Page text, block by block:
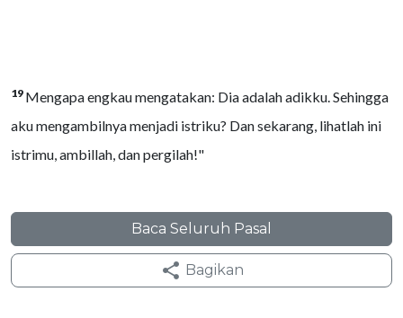
19 Mengapa engkau mengatakan: Dia adalah adikku. Sehingga
aku mengambilnya menjadi istriku? Dan sekarang, lihatlah ini
istrimu, ambillah, dan pergilah!"
Baca Seluruh Pasal
Bagikan